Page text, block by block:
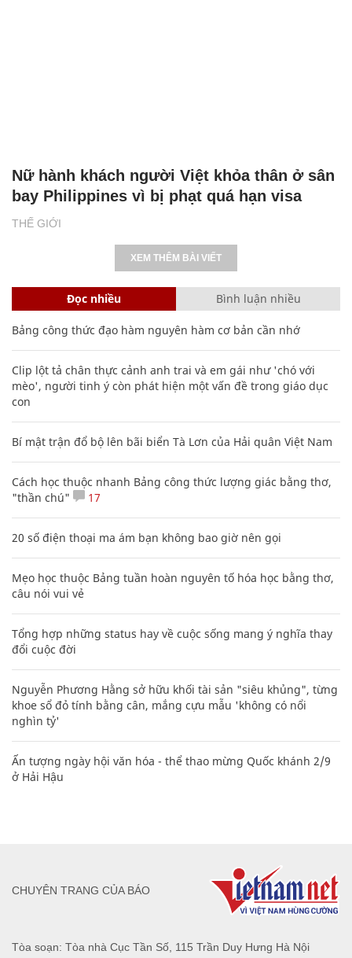
THẾ GIỚI
Nữ hành khách người Việt khỏa thân ở sân
bay Philippines vì bị phạt quá hạn visa
XEM THÊM BÀI VIẾT
Đọc nhiều Bình luận nhiều
Bảng công thức đạo hàm nguyên hàm cơ bản cần nhớ
Clip lột tả chân thực cảnh anh trai và em gái như 'chó với
mèo', người tinh ý còn phát hiện một vấn đề trong giáo dục
con
Bí mật trận đổ bộ lên bãi biển Tà Lơn của Hải quân Việt Nam
Cách học thuộc nhanh Bảng công thức lượng giác bằng thơ,
"thần chú"
17
20 số điện thoại ma ám bạn không bao giờ nên gọi
Mẹo học thuộc Bảng tuần hoàn nguyên tố hóa học bằng thơ,
câu nói vui vẻ
Tổng hợp những status hay về cuộc sống mang ý nghĩa thay
đổi cuộc đời
Nguyễn Phương Hằng sở hữu khối tài sản "siêu khủng", từng
khoe sổ đỏ tính bằng cân, mắng cựu mẫu 'không có nổi
nghìn tỷ'
Ấn tượng ngày hội văn hóa - thể thao mừng Quốc khánh 2/9
ở Hải Hậu
Tòa soạn: Tòa nhà Cục Tần Số, 115 Trần Duy Hưng Hà Nội
CHUYÊN TRANG CỦA BÁO